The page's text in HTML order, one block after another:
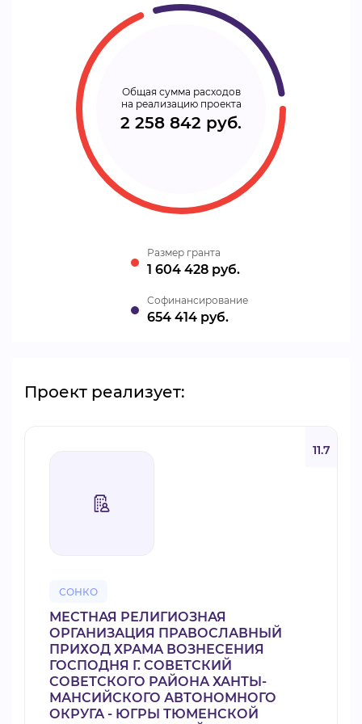
Общая сумма расходов
на реализацию проекта
2 258 842 руб.
Размер гранта
1 604 428 руб.
Cофинансирование
654 414 руб.
Проект реализует:
СОНКО
11.7
МЕСТНАЯ РЕЛИГИОЗНАЯ
ОРГАНИЗАЦИЯ ПРАВОСЛАВНЫЙ
ПРИХОД ХРАМА ВОЗНЕСЕНИЯ
ГОСПОДНЯ Г. СОВЕТСКИЙ
СОВЕТСКОГО РАЙОНА ХАНТЫ-
МАНСИЙСКОГО АВТОНОМНОГО
ОКРУГА - ЮГРЫ ТЮМЕНСКОЙ